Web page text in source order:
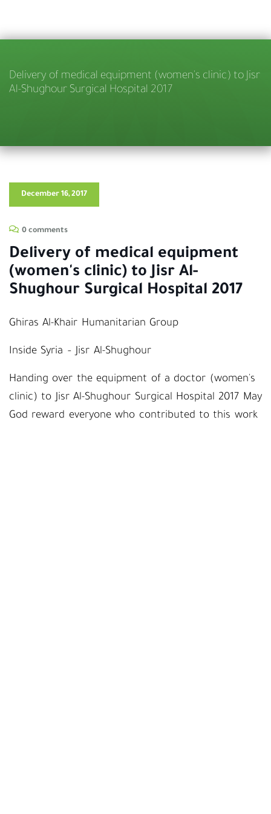
Delivery of medical equipment (women's clinic) to Jisr
Al-Shughour Surgical Hospital 2017
December 16, 2017
0 comments
Delivery of medical equipment
(women's clinic) to Jisr Al-
Shughour Surgical Hospital 2017
Ghiras Al-Khair Humanitarian Group
Inside Syria – Jisr Al-Shughour
Handing over the equipment of a doctor (women's
clinic) to Jisr Al-Shughour Surgical Hospital 2017 May
God reward everyone who contributed to this work